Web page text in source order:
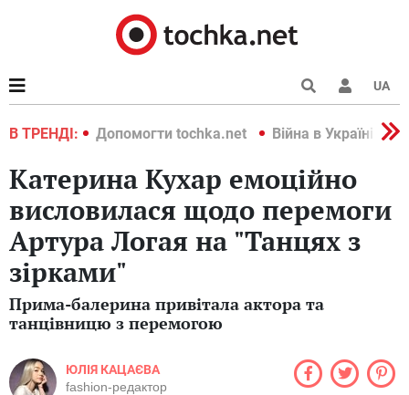
UA
В ТРЕНДІ:
2022 Допомогти tochka.net Війна в Україні 2022
Катерина Кухар емоційно
висловилася щодо перемоги
Артура Логая на "Танцях з
зірками"
Прима-балерина привітала актора та
танцівницю з перемогою
ЮЛІЯ КАЦАЄВА
fashion-редактор